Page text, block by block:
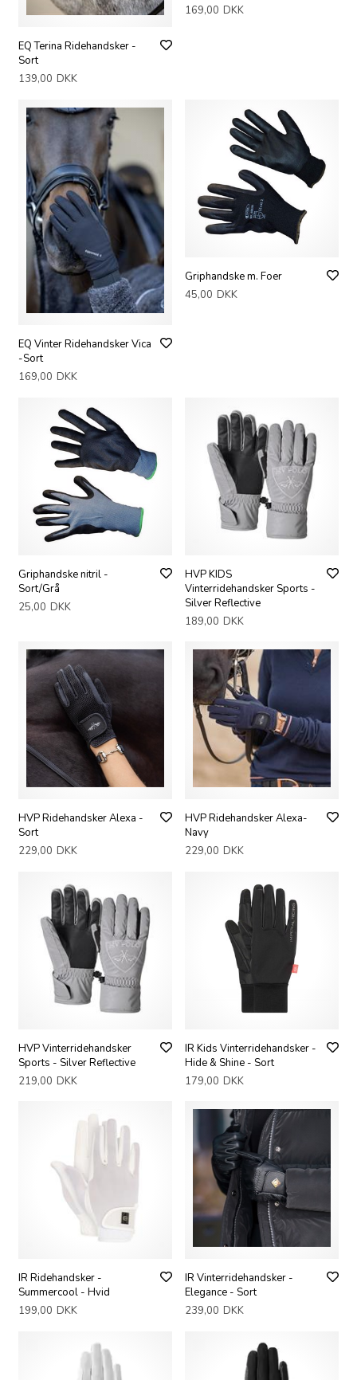
EQ Terina Ridehandsker -
Sort
139,00 DKK
169,00 DKK
EQ Vinter Ridehandsker Vica
-Sort
169,00 DKK
Griphandske m. Foer
45,00 DKK
Griphandske nitril -
Sort/Grå
25,00 DKK
HVP KIDS
Vinterridehandsker Sports -
Silver Reflective
189,00 DKK
HVP Ridehandsker Alexa -
Sort
229,00 DKK
HVP Ridehandsker Alexa-
Navy
229,00 DKK
HVP Vinterridehandsker
Sports - Silver Reflective
219,00 DKK
IR Kids Vinterridehandsker -
Hide & Shine - Sort
179,00 DKK
IR Ridehandsker -
Summercool - Hvid
199,00 DKK
IR Vinterridehandsker -
Elegance - Sort
239,00 DKK